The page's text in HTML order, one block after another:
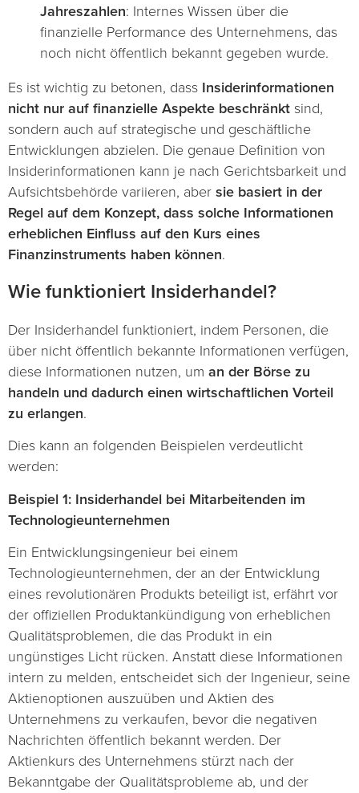
Jahreszahlen: Internes Wissen über die
finanzielle Performance des Unternehmens, das
noch nicht öffentlich bekannt gegeben wurde.
Es ist wichtig zu betonen, dass Insiderinformationen
nicht nur auf finanzielle Aspekte beschränkt sind,
sondern auch auf strategische und geschäftliche
Entwicklungen abzielen. Die genaue Definition von
Insiderinformationen kann je nach Gerichtsbarkeit und
Aufsichtsbehörde variieren, aber sie basiert in der
Regel auf dem Konzept, dass solche Informationen
erheblichen Einfluss auf den Kurs eines
Finanzinstruments haben können.
Wie funktioniert Insiderhandel?
Der Insiderhandel funktioniert, indem Personen, die
über nicht öffentlich bekannte Informationen verfügen,
diese Informationen nutzen, um an der Börse zu
handeln und dadurch einen wirtschaftlichen Vorteil
zu erlangen.
Dies kann an folgenden Beispielen verdeutlicht
werden:
Beispiel 1: Insiderhandel bei Mitarbeitenden im
Technologieunternehmen
Ein Entwicklungsingenieur bei einem
Technologieunternehmen, der an der Entwicklung
eines revolutionären Produkts beteiligt ist, erfährt vor
der offiziellen Produktankündigung von erheblichen
Qualitätsproblemen, die das Produkt in ein
ungünstiges Licht rücken. Anstatt diese Informationen
intern zu melden, entscheidet sich der Ingenieur, seine
Aktienoptionen auszuüben und Aktien des
Unternehmens zu verkaufen, bevor die negativen
Nachrichten öffentlich bekannt werden. Der
Aktienkurs des Unternehmens stürzt nach der
Bekanntgabe der Qualitätsprobleme ab, und der